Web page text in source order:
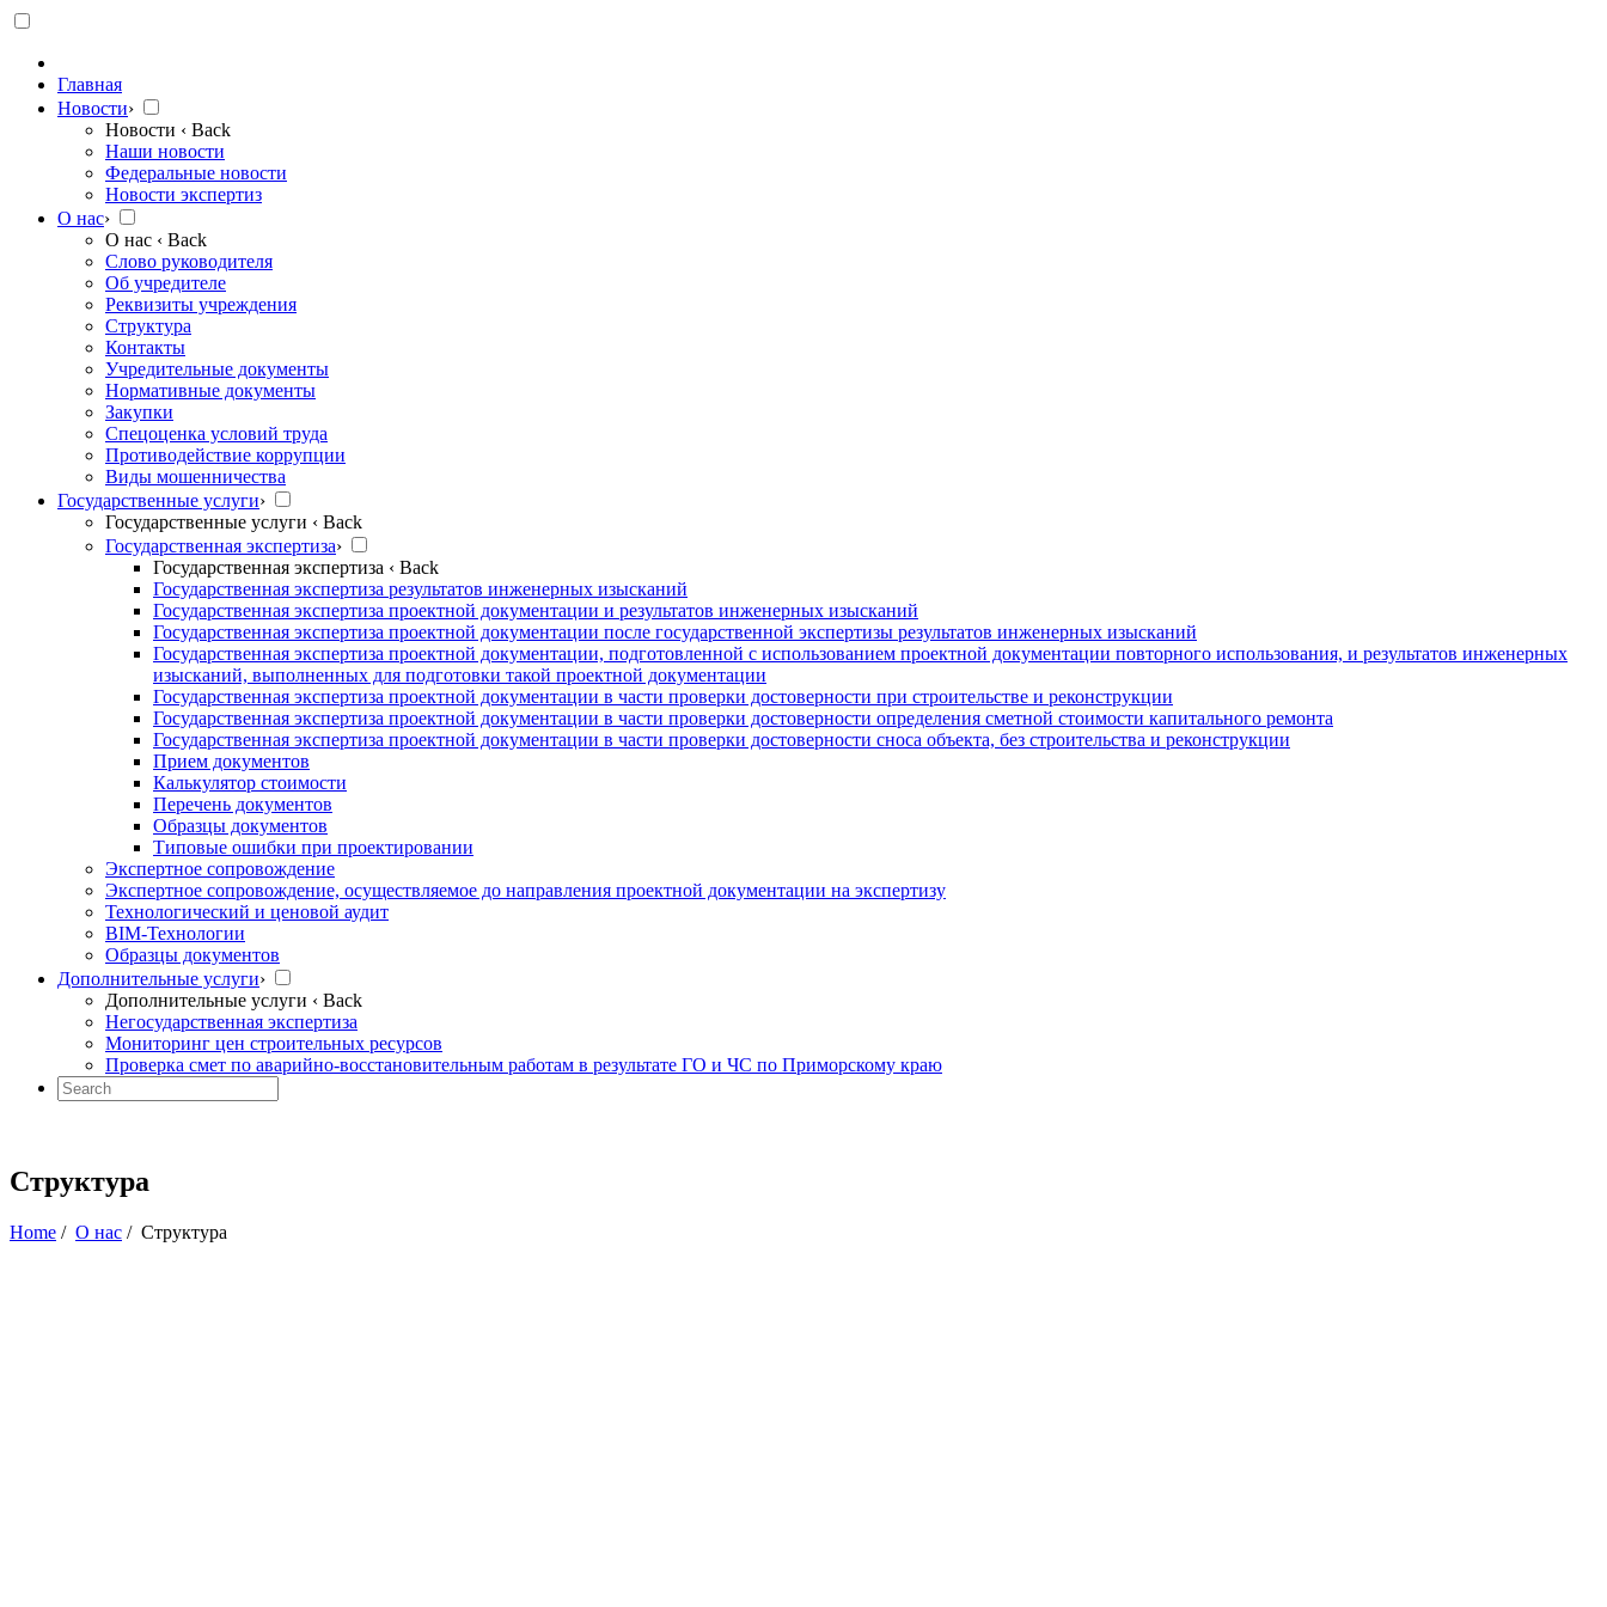
Главная
Новости›
Новости ‹ Back
Наши новости
Федеральные новости
Новости экспертиз
О нас›
О нас ‹ Back
Слово руководителя
Об учредителе
Реквизиты учреждения
Структура
Контакты
Учредительные документы
Нормативные документы
Закупки
Спецоценка условий труда
Противодействие коррупции
Виды мошенничества
Государственные услуги›
Государственные услуги ‹ Back
Государственная экспертиза›
Государственная экспертиза ‹ Back
Государственная экспертиза результатов инженерных изысканий
Государственная экспертиза проектной документации и результатов инженерных изысканий
Государственная экспертиза проектной документации после государственной экспертизы результатов инженерных изысканий
Государственная экспертиза проектной документации, подготовленной с использованием проектной документации повторного использования, и результатов инженерных
изысканий, выполненных для подготовки такой проектной документации
Государственная экспертиза проектной документации в части проверки достоверности при строительстве и реконструкции
Государственная экспертиза проектной документации в части проверки достоверности определения сметной стоимости капитального ремонта
Государственная экспертиза проектной документации в части проверки достоверности сноса объекта, без строительства и реконструкции
Прием документов
Калькулятор стоимости
Перечень документов
Образцы документов
Типовые ошибки при проектировании
Экспертное сопровождение
Экспертное сопровождение, осуществляемое до направления проектной документации на экспертизу
Технологический и ценовой аудит
BIM-Технологии
Образцы документов
Дополнительные услуги›
Дополнительные услуги ‹ Back
Негосударственная экспертиза
Мониторинг цен строительных ресурсов
Проверка смет по аварийно-восстановительным работам в результате ГО и ЧС по Приморскому краю
Структура
Home / О нас / Структура